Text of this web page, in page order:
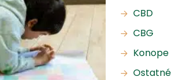
CBD
CBG
Konope
Ostatné